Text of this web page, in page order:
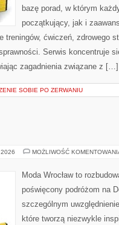
bazę porad, w którym
początkujący, jak i
treningów, ćwiczeń, zdrowego
Serwis koncentruje
zagadnienia związane z […]
SOBIE PO ZERWANIU
MOŻLIWOŚĆ
Moda Wrocław to
poświęcony podróżom na
szczególnym
które tworzą niezwykle